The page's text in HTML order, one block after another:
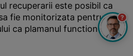
recuperarii este posibil ca
fie monitorizata pentru a
ca plamanul functioneaza
?